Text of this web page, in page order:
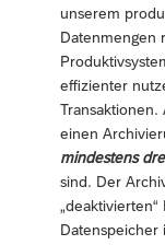
unserem
Datenmengen
effizienter
einen
mindestens
sind. Der
Datenspeicher